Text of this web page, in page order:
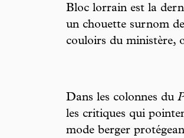
Bloc lorrain est la
un chouette surnom
couloirs du ministère,
Dans les colonnes du
les critiques qui
mode berger